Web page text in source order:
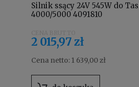
Silnik ssący 24V 545W do
4000/5000 4091810
2 015,97 zł
Cena netto: 1 639,00 zł